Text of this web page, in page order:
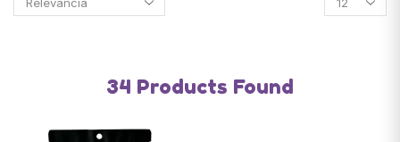
34 Products Found